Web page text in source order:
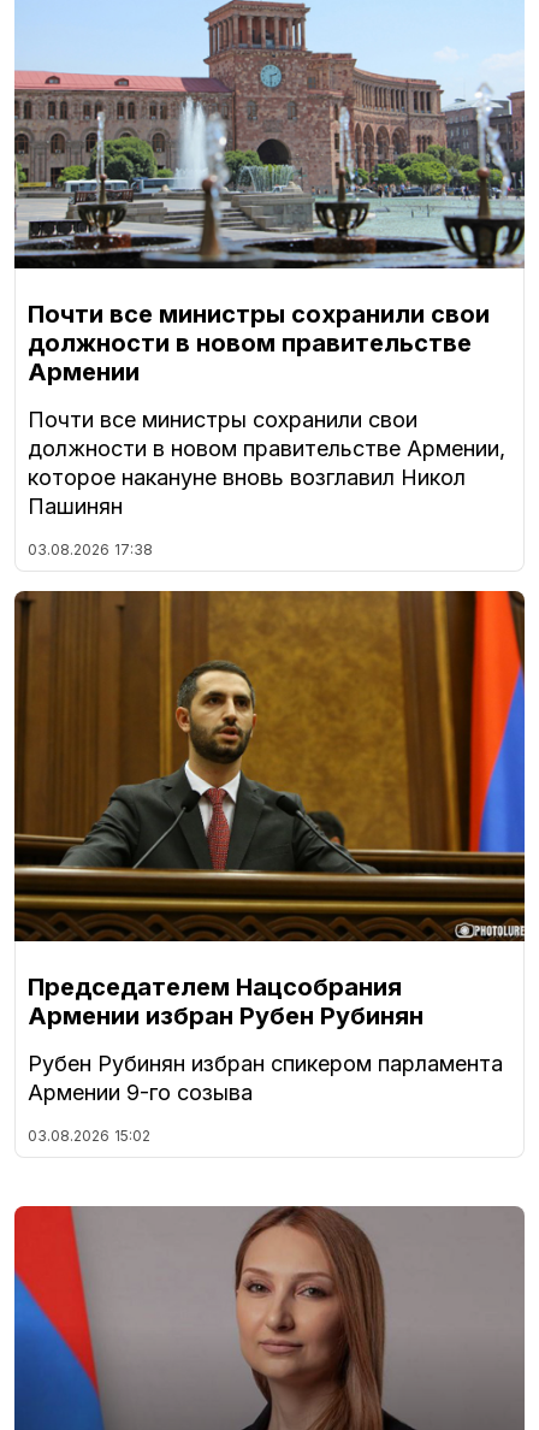
Почти все министры сохранили свои
должности в новом правительстве
Армении
Почти все министры сохранили свои
должности в новом правительстве Армении,
которое накануне вновь возглавил Никол
Пашинян
03.08.2026 17:38
Председателем Нацсобрания
Армении избран Рубен Рубинян
Рубен Рубинян избран спикером парламента
Армении 9-го созыва
03.08.2026 15:02